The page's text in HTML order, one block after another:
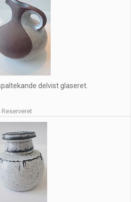
delvist glaseret.
Reserveret